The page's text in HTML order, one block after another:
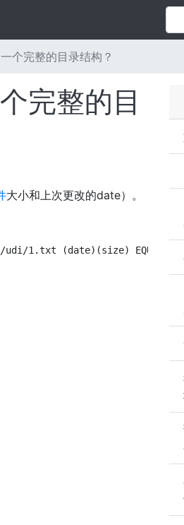
个完整的目录结构？
完整的目
大小和上次更改的date）。
1.txt (date)(size) EQUAL /